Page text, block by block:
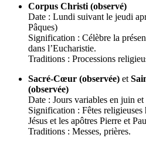
Corpus Christi (observé)
Date : Lundi suivant le jeudi
Pâques)
Signification : Célèbre la
dans l’Eucharistie.
Traditions : Processions
Sacré-Cœur (observée) et
(observée)
Date : Jours variables en juin
Signification : Fêtes
Jésus et les apôtres Pierre et
Traditions : Messes, prières.